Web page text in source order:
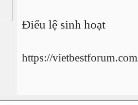
Điểu lệ sinh hoạt
https://